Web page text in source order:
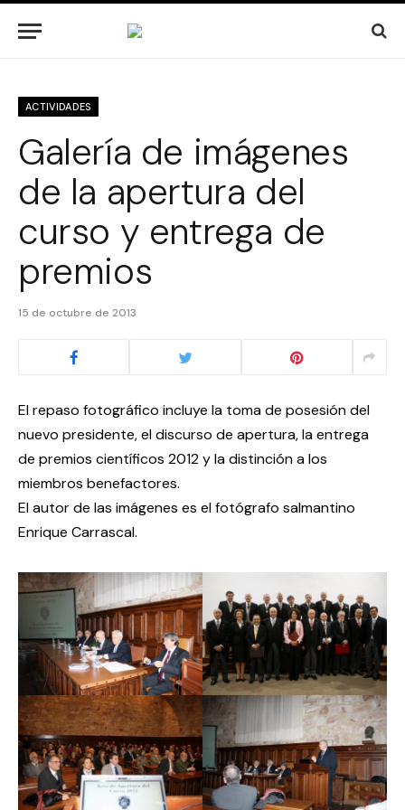
ACTIVIDADES
Galería de imágenes
de la apertura del
curso y entrega de
premios
15 de octubre de 2013
El repaso fotográfico incluye la toma de posesión del
nuevo presidente, el discurso de apertura, la entrega
de premios científicos 2012 y la distinción a los
miembros benefactores.
El autor de las imágenes es el fotógrafo salmantino
Enrique Carrascal.